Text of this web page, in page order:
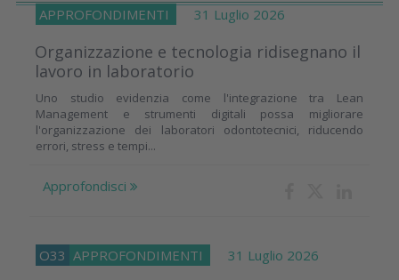
APPROFONDIMENTI 31 Luglio 2026
Organizzazione e tecnologia ridisegnano il
lavoro in laboratorio
Uno studio evidenzia come l'integrazione tra Lean
Management e strumenti digitali possa migliorare
l'organizzazione dei laboratori odontotecnici, riducendo
errori, stress e tempi...
Approfondisci
O33 APPROFONDIMENTI 31 Luglio 2026